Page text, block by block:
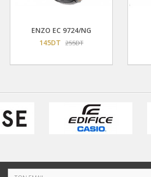
ENZO EC 9724/NG
145DT 255DT